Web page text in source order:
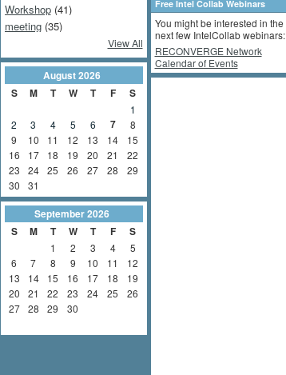
Workshop(41)
meeting(35)
View All
August2026
S
M T W T F S
1
2
3 4 5 6 7
8
9
10 11 12 13 14
15
16
17 18 19 20 21
22
23
24 25 26 27 28
29
30
31
September2026
S
M T W T F S
1 2 3 4
5
6
7 8 9 10 11
12
13
14 15 16 17 18
19
20
21 22 23 24 25
26
27
28 29 30
Free Intel Collab Webinars
You might be interested in the
next few IntelCollab webinars:
RECONVERGE Network
Calendar of Events